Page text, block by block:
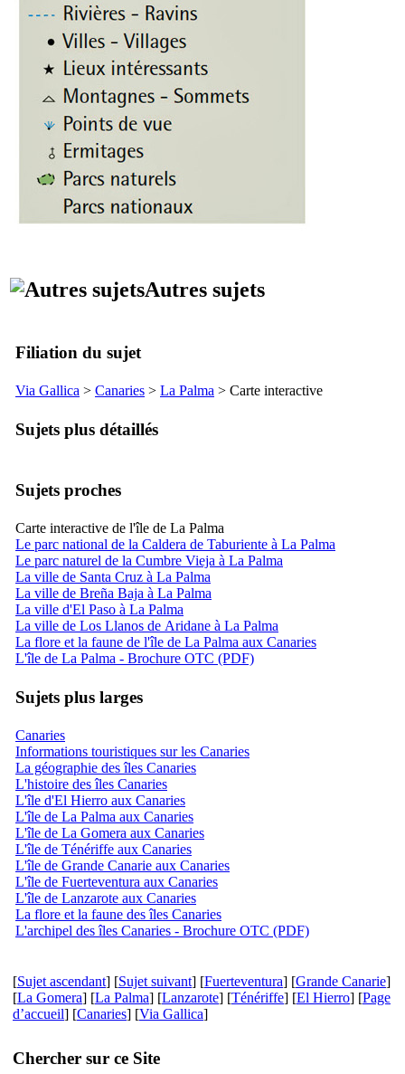
Autres sujets
Filiation du sujet
Via Gallica > Canaries > La Palma > Carte interactive
Sujets plus détaillés
Sujets proches
Carte interactive de l'île de La Palma
Le parc national de la Caldera de Taburiente à La Palma
Le parc naturel de la Cumbre Vieja à La Palma
La ville de Santa Cruz à La Palma
La ville de Breña Baja à La Palma
La ville d'El Paso à La Palma
La ville de Los Llanos de Aridane à La Palma
La flore et la faune de l'île de La Palma aux Canaries
L'île de La Palma - Brochure OTC (PDF)
Sujets plus larges
Canaries
Informations touristiques sur les Canaries
La géographie des îles Canaries
L'histoire des îles Canaries
L'île d'El Hierro aux Canaries
L'île de La Palma aux Canaries
L'île de La Gomera aux Canaries
L'île de Ténériffe aux Canaries
L'île de Grande Canarie aux Canaries
L'île de Fuerteventura aux Canaries
L'île de Lanzarote aux Canaries
La flore et la faune des îles Canaries
L'archipel des îles Canaries - Brochure OTC (PDF)
[Sujet ascendant] [Sujet suivant] [Fuerteventura] [Grande Canarie]
[La Gomera] [La Palma] [Lanzarote] [Ténériffe] [El Hierro] [Page
d’accueil] [Canaries] [Via Gallica]
Chercher sur ce Site